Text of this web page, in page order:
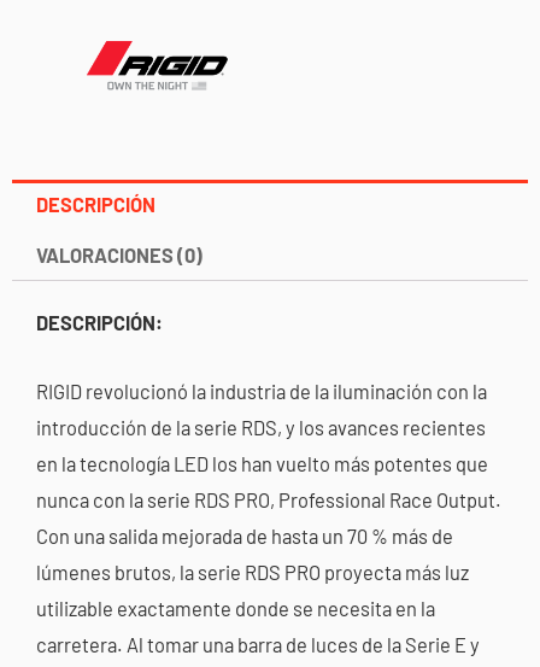
cantidad
DESCRIPCIÓN
VALORACIONES (0)
DESCRIPCIÓN:
RIGID revolucionó la industria de la iluminación con la
introducción de la serie RDS, y los avances recientes
en la tecnología LED los han vuelto más potentes que
nunca con la serie RDS PRO, Professional Race Output.
Con una salida mejorada de hasta un 70 % más de
lúmenes brutos, la serie RDS PRO proyecta más luz
utilizable exactamente donde se necesita en la
carretera. Al tomar una barra de luces de la Serie E y